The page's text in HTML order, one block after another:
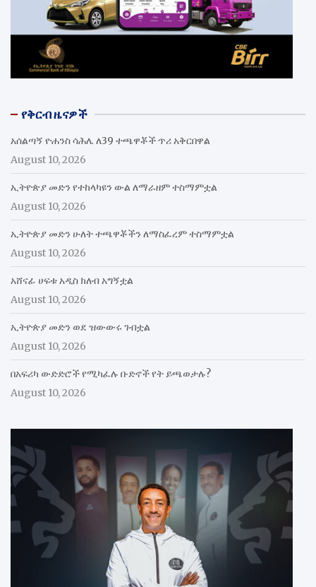
የቅርብ ዜናዎች
አሰልጣኝ ዮሐንስ ሳሕሌ ለ39 ተጫዋቾች ጥሪ አቅርበዋል
August 10, 2026
ኢትዮጵያ መድን የተከላካዩን ውል ለማራዘም ተስማምቷል
August 10, 2026
ኢትዮጵያ መድን ሁለት ተጫዋቾችን ለማስፈረም ተስማምቷል
August 10, 2026
አሸናፊ ሀፍቱ አዲስ ክለብ አግኝቷል
August 10, 2026
ኢትዮጵያ መድን ወደ ዝውውሩ ገብቷል
August 10, 2026
በአፍሪካ ውድድሮች የሚካፈሉ ቡድኖች የት ይጫወታሉ?
August 10, 2026